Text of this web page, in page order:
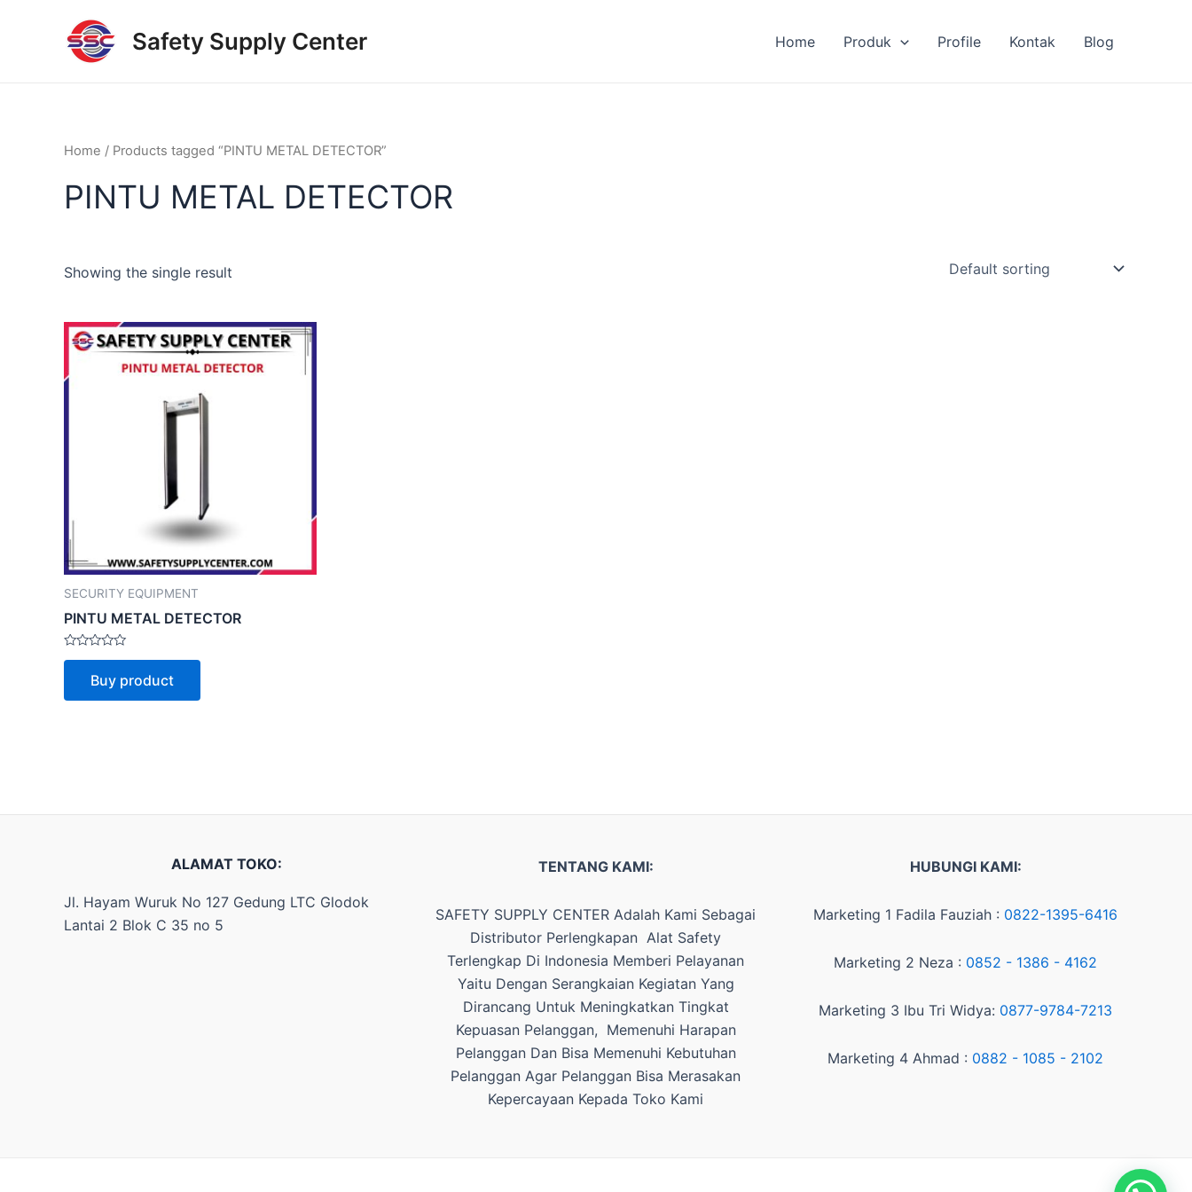
Safety Supply Center Home Produk Profile Kontak Blog
Home / Products tagged “PINTU METAL DETECTOR”
PINTU METAL DETECTOR
Showing the single result
SECURITY EQUIPMENT
PINTU METAL DETECTOR
Rated
5
Buy product
ALAMAT TOKO:
Jl. Hayam Wuruk No 127 Gedung LTC Glodok
Lantai 2 Blok C 35 no 5
TENTANG KAMI:
SAFETY SUPPLY CENTER Adalah Kami Sebagai
Distributor Perlengkapan Alat Safety
Terlengkap Di Indonesia Memberi Pelayanan
Yaitu Dengan Serangkaian Kegiatan Yang
Dirancang Untuk Meningkatkan Tingkat
Kepuasan Pelanggan, Memenuhi Harapan
Pelanggan Dan Bisa Memenuhi Kebutuhan
Pelanggan Agar Pelanggan Bisa Merasakan
Kepercayaan Kepada Toko Kami
HUBUNGI KAMI:
Marketing 1 Fadila Fauziah : 0822-1395-6416
Marketing 2 Neza : 0852 - 1386 - 4162
Marketing 3 Ibu Tri Widya: 0877-9784-7213
Marketing 4 Ahmad : 0882 - 1085 - 2102